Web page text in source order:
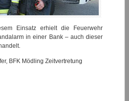
Einsatz erhielt die Feuerwehr
in einer Bank – auch dieser
BFK Mödling Zeitvertretung